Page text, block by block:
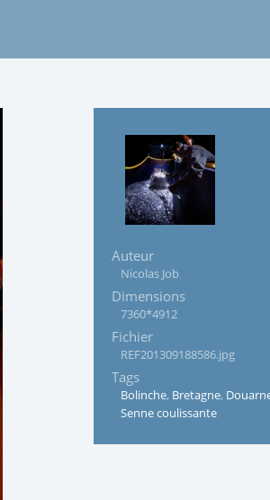
Auteur
Nicolas Job
Dimensions
7360*4912
Fichier
REF201309188586.jpg
Tags
Bolinche, Bretagne,
Senne coulissante